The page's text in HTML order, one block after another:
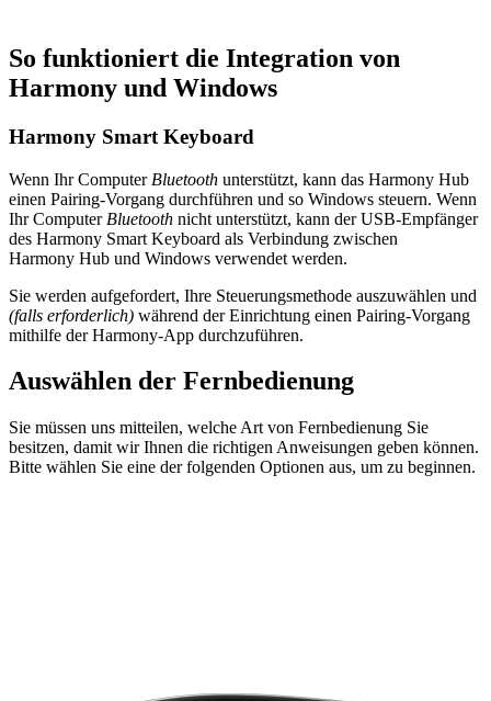
So funktioniert die Integration von
Harmony und Windows
Harmony Smart Keyboard
Wenn Ihr Computer Bluetooth unterstützt, kann das Harmony Hub
einen Pairing-Vorgang durchführen und so Windows steuern. Wenn
Ihr Computer Bluetooth nicht unterstützt, kann der USB-Empfänger
des Harmony Smart Keyboard als Verbindung zwischen
Harmony Hub und Windows verwendet werden.
Sie werden aufgefordert, Ihre Steuerungsmethode auszuwählen und
(falls erforderlich) während der Einrichtung einen Pairing-Vorgang
mithilfe der Harmony-App durchzuführen.
Auswählen der Fernbedienung
Sie müssen uns mitteilen, welche Art von Fernbedienung Sie
besitzen, damit wir Ihnen die richtigen Anweisungen geben können.
Bitte wählen Sie eine der folgenden Optionen aus, um zu beginnen.